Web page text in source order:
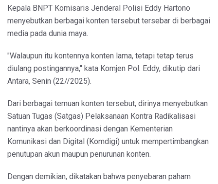
Kepala BNPT Komisaris Jenderal Polisi Eddy Hartono
menyebutkan berbagai konten tersebut tersebar di berbagai
media pada dunia maya.
"Walaupun itu kontennya konten lama, tetapi tetap terus
diulang postingannya," kata Komjen Pol. Eddy, dikutip dari
Antara, Senin (22//2025).
Dari berbagai temuan konten tersebut, dirinya menyebutkan
Satuan Tugas (Satgas) Pelaksanaan Kontra Radikalisasi
nantinya akan berkoordinasi dengan Kementerian
Komunikasi dan Digital (Komdigi) untuk mempertimbangkan
penutupan akun maupun penurunan konten.
Dengan demikian, dikatakan bahwa penyebaran paham